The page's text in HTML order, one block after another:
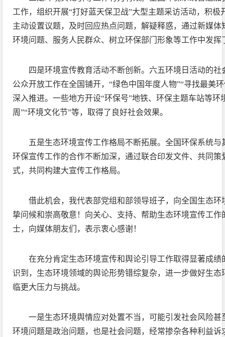
工作，组织开展“打好蓝天保卫战”大型主题采访活动，积
主动设置议题，及时回应热点问题，解疑释惑，通过新媒
环境问题、服务人民群众、树立环保部门形象等工作中发挥
四是环境宣传教育活动不断创新。六五环境日活动的
公众开放工作在全国铺开，“绿色中国年度人物”“寻找最美
深入推进。一些地方开设“环保号”地铁、环保主题车站等环
周”“环境文化节”等，取得了良好社会效果。
五是生态环境宣传工作格局不断拓展。全国环保系统
环保宣传工作的合作不断加深，通过联合印发文件、共同
式，共同构建大宣传工作格局。
借此机会，我代表部党组和部领导班子，向全国生态
挚问候和崇高敬意！向关心、支持、帮助生态环境宣传工
士，向媒体朋友们，表示衷心感谢！
在充分肯定生态环境宣传和舆论引导工作取得显著成
识到，生态环境领域的舆论形势错综复杂，进一步做好生
临更大压力与挑战。
一是生态环境舆情应对处置不当，可能引发社会风险
环境问题是政治问题，也是社会问题，经常掺杂各种利益